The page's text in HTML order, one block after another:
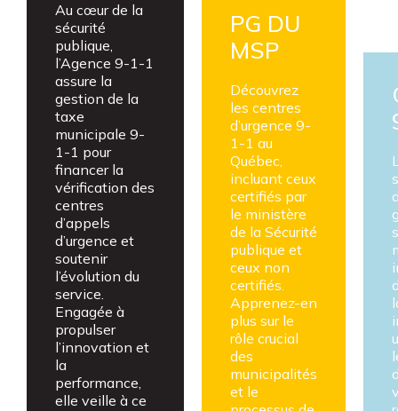
Au cœur de la
sécurité
publique,
l’Agence 9-1-1
assure la
gestion de la
taxe
municipale 9-
1-1 pour
financer la
vérification des
centres
d’appels
d’urgence et
soutenir
l’évolution du
service.
Engagée à
propulser
l’innovation et
la
performance,
elle veille à ce
PG DU
MSP
Découvrez
les centres
d’urgence 9-
1-1 au
Québec,
incluant ceux
certifiés par
le ministère
de la Sécurité
publique et
ceux non
certifiés.
Apprenez-en
plus sur le
rôle crucial
des
municipalités
et le